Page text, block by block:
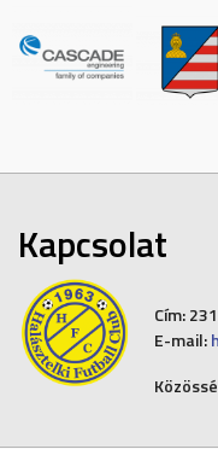
Kapcsolat
Cím:
E-mail: